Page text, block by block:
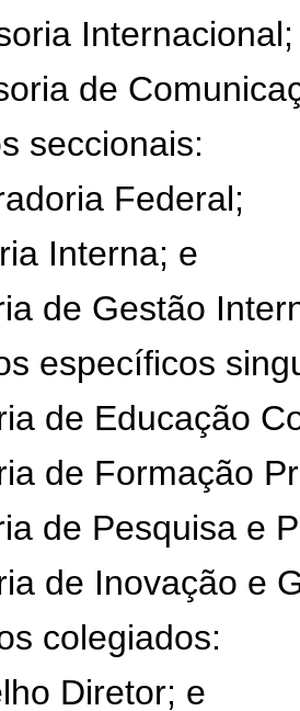
de
seccionais:
Federal;
Interna; e
de Gestão
específicos
de Educação
de Formação
de Pesquisa e
de Inovação e
colegiados:
Diretor; e